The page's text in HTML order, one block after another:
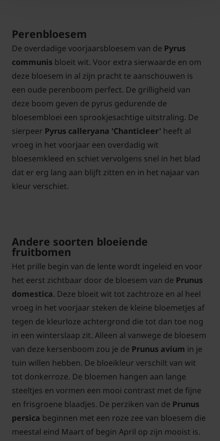
Perenbloesem
De overdadige voorjaarsbloesem van de Pyrus
communis bloeit wit. Voor extra sierwaarde en om
deze bloesem in al zijn pracht te aanschouwen is
een oude perenboom perfect. De grilligheid van
deze boom geven de pyrus gedurende de
bloesembloei een sprookjesachtige uitstraling. De
sierpeer Pyrus calleryana 'Chanticleer' heeft al
vroeg in het voorjaar een overdadig wit
bloesemkleed en schiet vervolgens snel in het blad
dat er erg lang aan blijft zitten en in het najaar van
kleur verschiet.
Andere soorten bloeiende
fruitbomen
Het prille begin van de lente wordt ingeleid en voor
het eerst zichtbaar door de bloesem van de Prunus
domestica. Deze bloeit wit tot zachtroze en al heel
vroeg in het voorjaar steken de kleine bloemetjes af
tegen de kleurloze achtergrond die tot dan toe nog
in een winterslaap zit. Alleen al vanwege de bloesem
van deze kersenboom zou je de Prunus avium in je
tuin willen hebben. De bloeikleur verschilt van wit
tot donkerroze. De bloemen hangen aan lange
steeltjes en vormen een mooi contrast met de fijne
en frisgroene blaadjes. De perziken van de Prunus
persica beginnen met een roze zee van bloesem die
meestal eind Maart of begin April op zijn mooist is.